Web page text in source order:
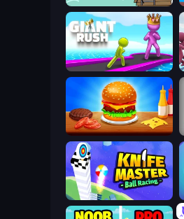
Alchemy Puzzle
Giant Rush!
Burger Cafe
Knife Master: Ball Racing